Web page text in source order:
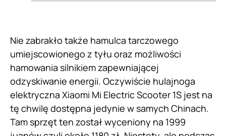
Nie zabrakło także hamulca tarczowego
umiejscowionego z tyłu oraz możliwości
hamowania silnikiem zapewniającej
odzyskiwanie energii. Oczywiście hulajnoga
elektryczna Xiaomi Mi Electric Scooter 1S jest na
tę chwilę dostępna jedynie w samych Chinach.
Tam sprzęt ten został wyceniony na 1999